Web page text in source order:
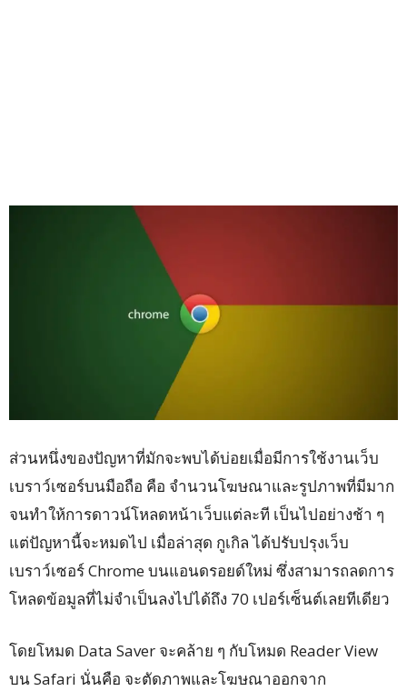
ส่วนหนึ่งของปัญหาที่มักจะพบได้บ่อยเมื่อมีการใช้งานเว็บ
เบราว์เซอร์บนมือถือ คือ จำนวนโฆษณาและรูปภาพที่มีมาก
จนทำให้การดาวน์โหลดหน้าเว็บแต่ละที เป็นไปอย่างช้า ๆ
แต่ปัญหานี้จะหมดไป เมื่อล่าสุด กูเกิล ได้ปรับปรุงเว็บ
เบราว์เซอร์ Chrome บนแอนดรอยด์ใหม่ ซึ่งสามารถลดการ
โหลดข้อมูลที่ไม่จำเป็นลงไปได้ถึง 70 เปอร์เซ็นต์เลยทีเดียว
โดยโหมด Data Saver จะคล้าย ๆ กับโหมด Reader View
บน Safari นั่นคือ จะตัดภาพและโฆษณาออกจาก